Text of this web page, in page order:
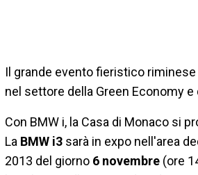
Il grande evento fieristico
nel settore della Green Economy
Con BMW i, la Casa di Monaco si
La BMW i3 sarà in expo nell'area
2013 del giorno 6 novembre (ore